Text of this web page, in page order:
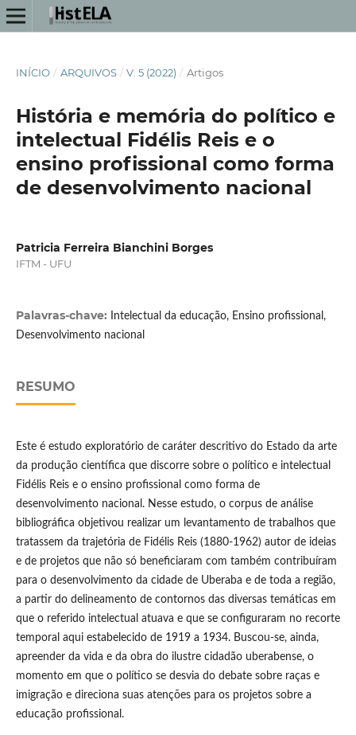
INÍCIO / ARQUIVOS / V. 5 (2022) / Artigos
História e memória do político e
intelectual Fidélis Reis e o
ensino profissional como forma
de desenvolvimento nacional
Patricia Ferreira Bianchini Borges
IFTM - UFU
Palavras-chave:
Intelectual da educação, Ensino profissional,
Desenvolvimento nacional
RESUMO
Este é estudo exploratório de caráter descritivo do Estado da arte
da produção científica que discorre sobre o político e intelectual
Fidélis Reis e o ensino profissional como forma de
desenvolvimento nacional. Nesse estudo, o corpus de análise
bibliográfica objetivou realizar um levantamento de trabalhos que
tratassem da trajetória de Fidélis Reis (1880-1962) autor de ideias
e de projetos que não só beneficiaram com também contribuíram
para o desenvolvimento da cidade de Uberaba e de toda a região,
a partir do delineamento de contornos das diversas temáticas em
que o referido intelectual atuava e que se configuraram no recorte
temporal aqui estabelecido de 1919 a 1934. Buscou-se, ainda,
apreender da vida e da obra do ilustre cidadão uberabense, o
momento em que o político se desvia do debate sobre raças e
imigração e direciona suas atenções para os projetos sobre a
educação profissional.